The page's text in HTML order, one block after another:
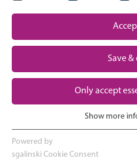
Un vistazo a los
El embarazo y el parto
La experiencia en la
Volver a casa y ver
Apoyo a los padres
Save &
Only accept
Essenzielle Cookies werden für
Webseite benötigt. Dadurch ist
Show more
Powered by
sgalinski Cookie Consent